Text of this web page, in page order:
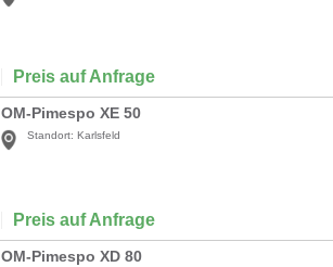
Preis auf Anfrage
OM-Pimespo XE 50
Standort: Karlsfeld
Preis auf Anfrage
OM-Pimespo XD 80